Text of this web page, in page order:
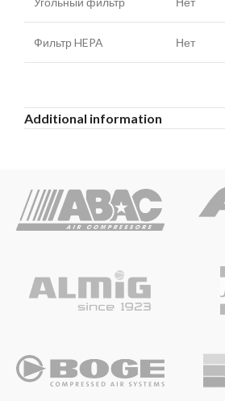
Фильтр HEPA Нет
Additional information